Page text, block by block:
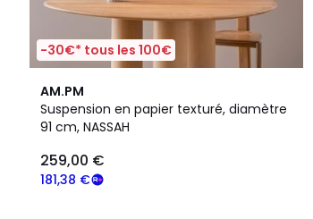
-30€* tous les 100€
AM.PM
Suspension en papier texturé, diamètre
91 cm, NASSAH
181,38 €
259,00 €
5
/
5